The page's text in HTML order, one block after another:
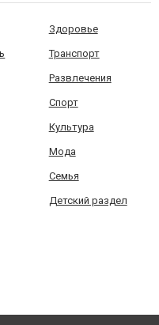
Здоровье
Транспорт
Развлечения
Спорт
Культура
Мода
Семья
Детский раздел